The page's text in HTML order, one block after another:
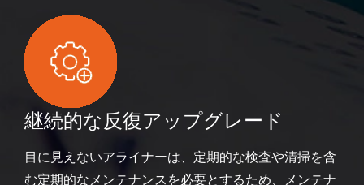
継続的な反復アップグレード
目に見えないアライナーは、定期的な検査や清掃を含
む定期的なメンテナンスを必要とするため、メンテナ